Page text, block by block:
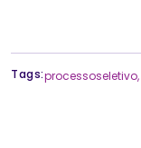
Tags:processoseletivo,